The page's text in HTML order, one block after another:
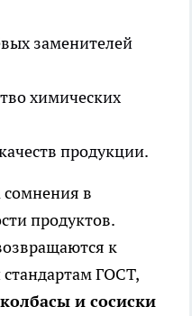
заменителей
химических
продукции.
сомнения в
продуктов.
к
ГОСТ,
и сосиски